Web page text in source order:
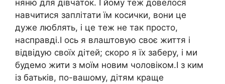
няню для дівчаток. І йому теж довелося
навчитися заплітати їм косички, вони це
дуже люблять, і це теж не так просто,
насправді.І ось я влаштовую своє життя і
відвідую своїх дітей; скоро я їх заберу, і ми
будемо жити з моїм новим чоловіком.І з ким
із батьків, по-вашому, дітям краще